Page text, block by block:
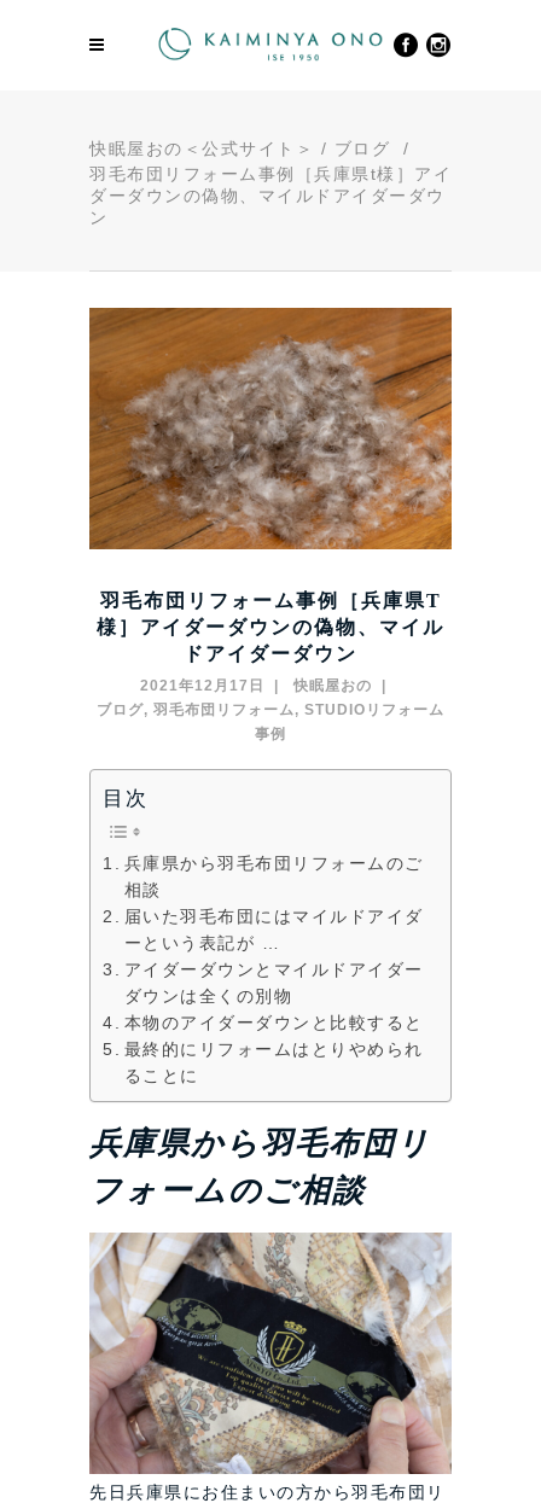
快眠屋おの＜公式サイト＞ / ブログ
/
羽毛布団リフォーム事例［兵庫県t様］アイ
ダーダウンの偽物、マイルドアイダーダウ
ン
羽毛布団リフォーム事例［兵庫県T
様］アイダーダウンの偽物、マイル
ドアイダーダウン
2021年12月17日
快眠屋おの
ブログ, 羽毛布団リフォーム, STUDIOリフォーム
事例
目次
兵庫県から羽毛布団リフォームのご
相談
届いた羽毛布団にはマイルドアイダ
ーという表記が …
アイダーダウンとマイルドアイダー
ダウンは全くの別物
本物のアイダーダウンと比較すると
最終的にリフォームはとりやめられ
ることに
兵庫県から羽毛布団リ
フォームのご相談
先日兵庫県にお住まいの方から羽毛布団リ